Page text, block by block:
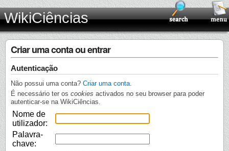
WikiCiências
Criar uma conta ou entrar
Autenticação
Não possui uma conta? Criar uma conta
É necessário ter os cookies activados no seu browser para poder
autenticar-se na WikiCiências.
Nome de
utilizador:
Palavra-
chave: